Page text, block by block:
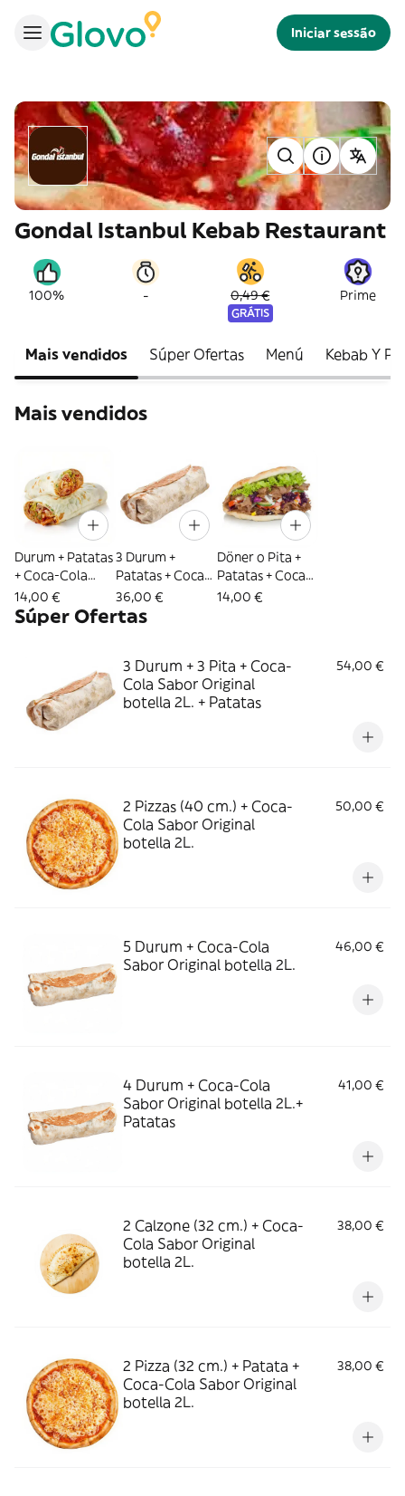
Iniciar sessão
Gondal Istanbul Kebab Restaurant
100% - 0,49 €
GRÁTIS
Prime
Mais vendidos Súper Ofertas Menú Kebab Y
Mais vendidos
Durum + Patatas
+ Coca-Cola
Sabor Original
lata 330ml.
14,00 €
3 Durum +
Patatas + Coca-
Cola Sabor
Original botella
36,00 €
Döner o Pita +
Patatas + Coca-
Cola Sabor
14,00 €
Súper Ofertas
3 Durum + 3 Pita + Coca-
Cola Sabor Original
botella 2L. + Patatas
54,00 €
2 Pizzas (40 cm.) + Coca-
Cola Sabor Original
botella 2L.
50,00 €
5 Durum + Coca-Cola
Sabor Original botella 2L.
46,00 €
4 Durum + Coca-Cola
Sabor Original botella 2L.+
Patatas
41,00 €
2 Calzone (32 cm.) + Coca-
Cola Sabor Original
botella 2L.
38,00 €
2 Pizza (32 cm.) + Patata +
Coca-Cola Sabor Original
botella 2L.
38,00 €